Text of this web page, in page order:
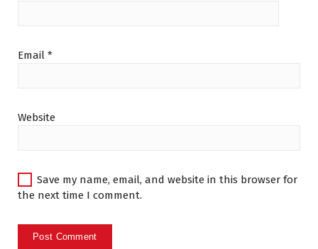
Email *
Website
Save my name, email, and website in this browser for
the next time I comment.